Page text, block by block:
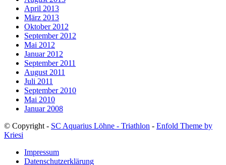
April 2013
März 2013
Oktober 2012
September 2012
Mai 2012
Januar 2012
September 2011
August 2011
Juli 2011
September 2010
Mai 2010
Januar 2008
© Copyright - SC Aquarius Löhne - Triathlon - Enfold Theme by
Kriesi
Impressum
Datenschutzerklärung